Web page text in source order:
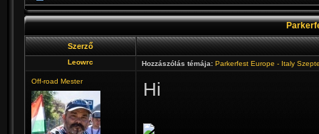
Szerző
Leowrc Hozzászólás témája: Parkerfest Europe - Italy
Off-road Mester Hi